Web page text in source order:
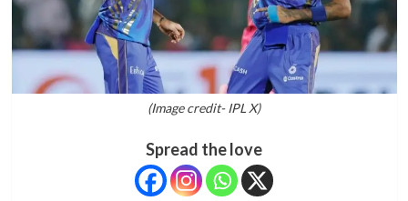
(Image credit- IPL X)
Spread the love